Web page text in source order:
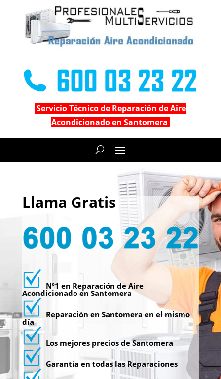
Servicio Técnico de Reparación de Aire
Acondicionado en Santomera
Llama Gratis
Nº1 en Reparación de Aire
Acondicionado en Santomera
Reparación en Santomera en el mismo
día
Los mejores precios de Santomera
Garantía en todas las Reparaciones